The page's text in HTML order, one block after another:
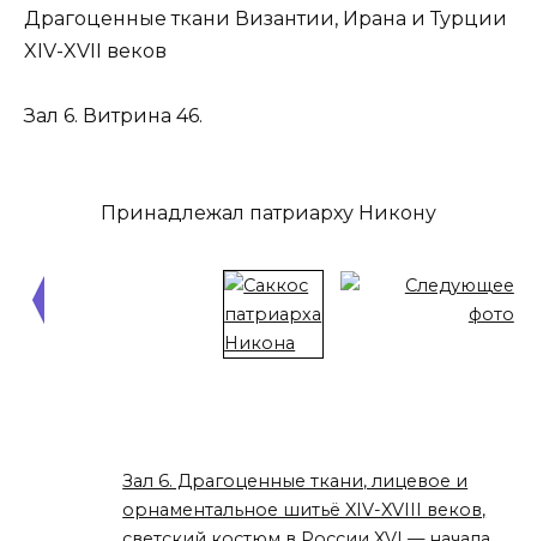
Драгоценные ткани Византии, Ирана и Турции
XIV-XVII веков
Зал 6. Витрина 46.
Принадлежал патриарху Никону
Зал 6. Драгоценные ткани, лицевое и
орнаментальное шитьё XIV-XVIII веков,